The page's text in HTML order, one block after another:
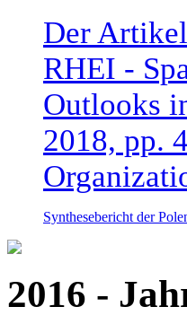
Der
RHEI -
Outlooks
2018, pp.
Synthesebericht der
2016 -